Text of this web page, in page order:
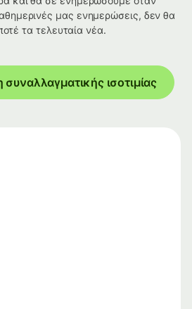
μας ενημερώσεις, δεν θα
τα τελευταία νέα.
ισοτιμίας